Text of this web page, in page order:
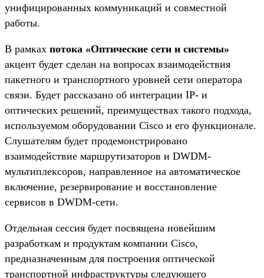
унифицированных коммуникаций и совместной
работы.
В рамках потока «Оптические сети и системы»
акцент будет сделан на вопросах взаимодействия
пакетного и транспортного уровней сети оператора
связи. Будет рассказано об интеграции IP- и
оптических решений, преимуществах такого подхода,
используемом оборудовании Cisco и его функционале.
Слушателям будет продемонстрировано
взаимодействие маршрутизаторов и DWDM-
мультиплексоров, направленное на автоматическое
включение, резервирование и восстановление
сервисов в DWDM-сети.
Отдельная сессия будет посвящена новейшим
разработкам и продуктам компании Cisco,
предназначенным для построения оптической
транспортной инфраструктуры следующего